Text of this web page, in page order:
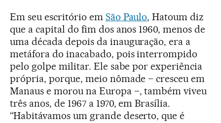
Em seu escritório em São Paulo, Hatoum diz
que a capital do fim dos anos 1960, menos de
uma década depois da inauguração, era a
metáfora do inacabado, pois interrompido
pelo golpe militar. Ele sabe por experiência
própria, porque, meio nômade – cresceu em
Manaus e morou na Europa –, também viveu
três anos, de 1967 a 1970, em Brasília.
“Habitávamos um grande deserto, que é